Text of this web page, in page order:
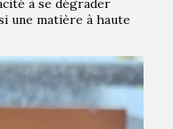
à se dégrader
une matière à haute